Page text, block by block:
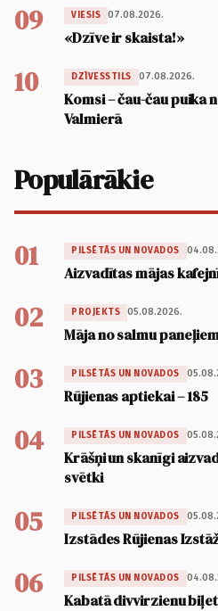
09 VIESIS 07.08.2026.
«Dzīve ir skaista!»
10 DZĪVESSTILS 07.08.2026.
Komsi – čau-čau puika
Valmierā
Populārākie
01 PILSĒTĀS UN NOVADOS
Aizvadītas mājas
02 PROJEKTS 05.08.2026.
Māja no salmu
03 PILSĒTĀS UN NOVADOS
Rūjienas aptiekai – 185
04 PILSĒTĀS UN NOVADOS
Krāšņi un skanīgi
svētki
05 PILSĒTĀS UN NOVADOS
Izstādes Rūjienas
06 PILSĒTĀS UN NOVADOS
Kabatā divvirzienu